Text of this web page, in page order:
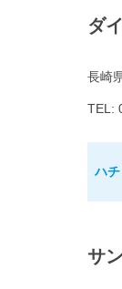
ダ
長崎
TEL:
ハ
サ